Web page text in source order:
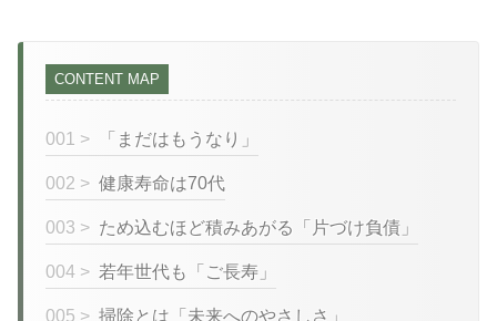
CONTENT MAP
001 > 「まだはもうなり」
002 > 健康寿命は70代
003 > ため込むほど積みあがる「片づけ負債」
004 > 若年世代も「ご長寿」
005 > 掃除とは「未来へのやさしさ」